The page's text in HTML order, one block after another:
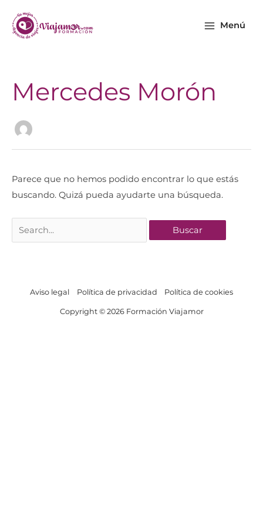
contenido
Menu
Menú
Mercedes Morón
Parece que no hemos podido encontrar lo que estás
buscando. Quizá pueda ayudarte una búsqueda.
por:
Aviso legal Política de privacidad Política de cookies
Copyright © 2026 Formación Viajamor